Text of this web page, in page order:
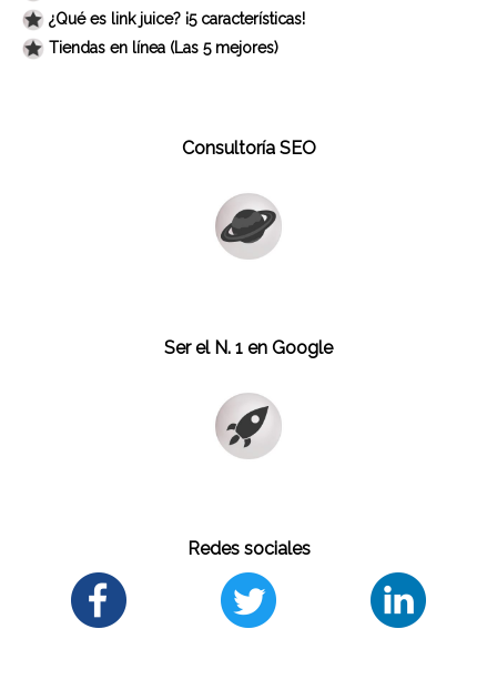
¿Qué es link juice? ¡5 características!
Tiendas en línea (Las 5 mejores)
Consultoría SEO
Ser el N. 1 en Google
Redes sociales